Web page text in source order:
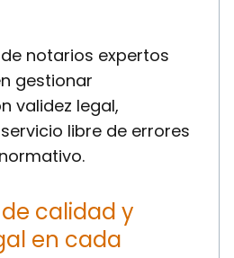
notarios expertos
gestionar
validez legal,
libre de errores
calidad y
en cada